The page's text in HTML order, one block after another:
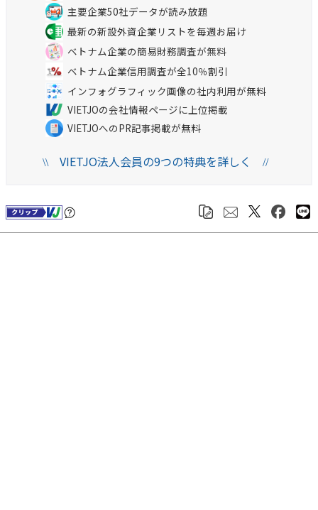
主要企業50社データが読み放題
最新の新設外資企業リストを毎週お届け
ベトナム企業の簡易財務調査が無料
ベトナム企業信用調査が全10％割引
インフォグラフィック画像の社内利用が無料
VIETJOの会社情報ページに上位掲載
VIETJOへのPR記事掲載が無料
\\VIETJO法人会員の9つの特典を詳しく //